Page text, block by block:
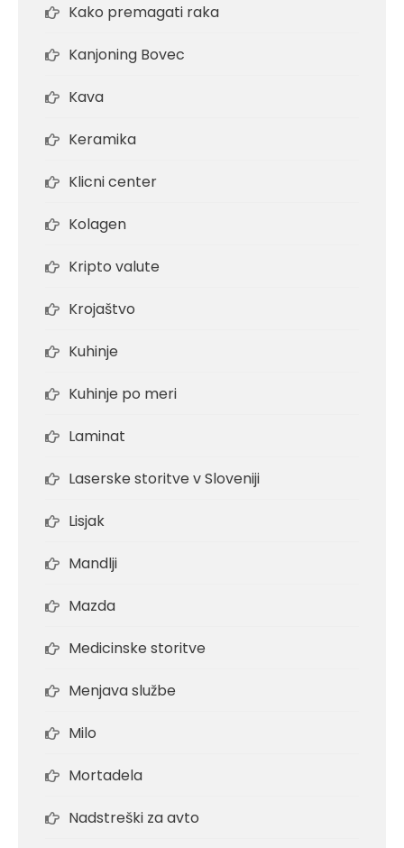
Kako premagati raka
Kanjoning Bovec
Kava
Keramika
Klicni center
Kolagen
Kripto valute
Krojaštvo
Kuhinje
Kuhinje po meri
Laminat
Laserske storitve v Sloveniji
Lisjak
Mandlji
Mazda
Medicinske storitve
Menjava službe
Milo
Mortadela
Nadstreški za avto